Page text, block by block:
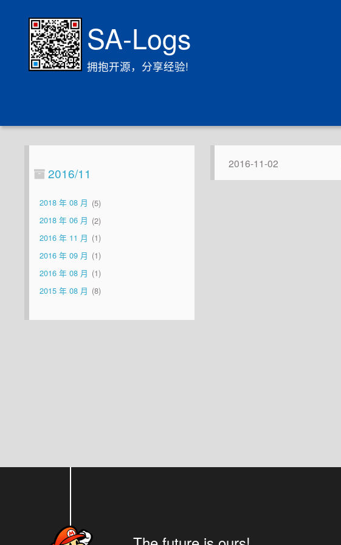
SA-Logs
拥抱开源，分享经验!
2016/11
2018 年 08 月
5
2018 年 06 月
2
2016 年 11 月
1
2016 年 09 月
1
2016 年 08 月
1
2015 年 08 月
8
2016-11-02